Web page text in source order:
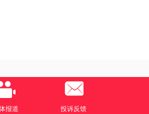
报道 投诉反馈